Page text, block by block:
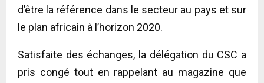
d’être la référence dans le secteur au pays et sur
le plan africain à l’horizon 2020.
Satisfaite des échanges, la délégation du CSC a
pris congé tout en rappelant au magazine que